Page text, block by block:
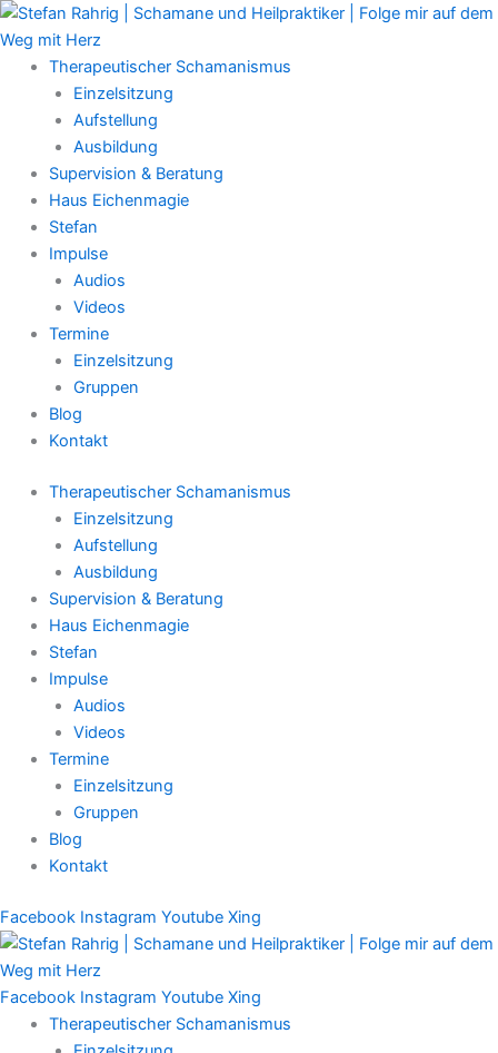
Zum
Inhalt
springenTherapeutischer Schamanismus
Einzelsitzung
Aufstellung
Ausbildung
Supervision & Beratung
Haus Eichenmagie
Stefan
Impulse
Audios
Videos
Termine
Einzelsitzung
Gruppen
Blog
Kontakt
Therapeutischer Schamanismus
Einzelsitzung
Aufstellung
Ausbildung
Supervision & Beratung
Haus Eichenmagie
Stefan
Impulse
Audios
Videos
Termine
Einzelsitzung
Gruppen
Blog
Kontakt
Facebook Instagram Youtube Xing
Facebook Instagram Youtube Xing
Therapeutischer Schamanismus
Main
Menu